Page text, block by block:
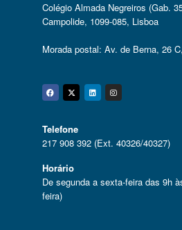
Colégio Almada Negreiros (Gab.
Campolide, 1099-085, Lisboa
Morada postal: Av. de Berna, 26
Facebook
Twitter
Linkedin
Telefone
217 908 392 (Ext. 40326/40327)
Horário
De segunda a sexta-feira das 9h
feira)